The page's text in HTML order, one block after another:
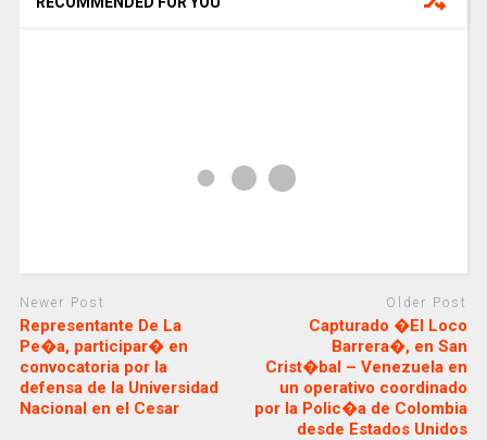
Newer Post
Representante De La
Pe�a, participar� en
convocatoria por la
defensa de la Universidad
Nacional en el Cesar
Older Post
Capturado �El Loco
Barrera�, en San
Crist�bal – Venezuela en
un operativo coordinado
por la Polic�a de Colombia
desde Estados Unidos